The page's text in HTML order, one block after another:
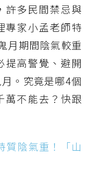
許多民間禁忌與
專家小孟老師特
月期間陰氣較重
提高警覺、避開
。究竟是哪4個
萬不能去？快跟
質陰氣重！「山